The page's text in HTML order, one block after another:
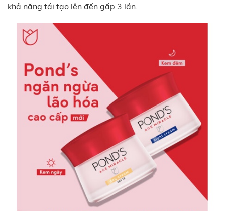
khả năng tái tạo lên đến gấp 3 lần.